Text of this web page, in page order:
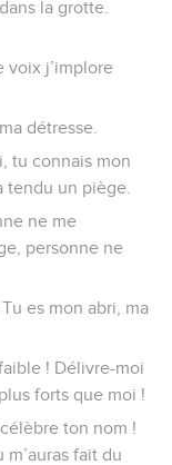
la grotte.
voix j’implore
détresse.
tu connais mon
tendu un piège.
ne me
personne ne
es mon abri, ma
! Délivre-moi
forts que moi !
ton nom !
fait du